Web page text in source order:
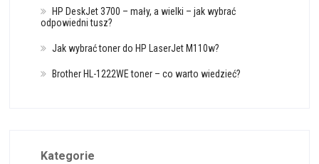
HP DeskJet 3700 – mały, a wielki – jak wybrać
odpowiedni tusz?
Jak wybrać toner do HP LaserJet M110w?
Brother HL-1222WE toner – co warto wiedzieć?
Kategorie